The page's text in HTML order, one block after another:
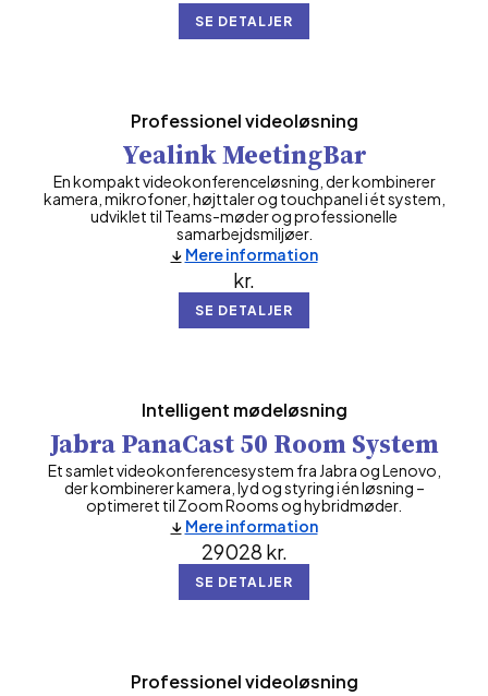
SE DETALJER
Professionel videoløsning
Yealink MeetingBar
En kompakt videokonferenceløsning, der kombinerer
kamera, mikrofoner, højttaler og touchpanel i ét system,
udviklet til Teams-møder og professionelle
samarbejdsmiljøer.
kr.
SE DETALJER
Mere information
Intelligent mødeløsning
Jabra PanaCast 50 Room System
Et samlet videokonferencesystem fra Jabra og Lenovo,
der kombinerer kamera, lyd og styring i én løsning –
optimeret til Zoom Rooms og hybridmøder.
29028 kr.
SE DETALJER
Mere information
Professionel videoløsning